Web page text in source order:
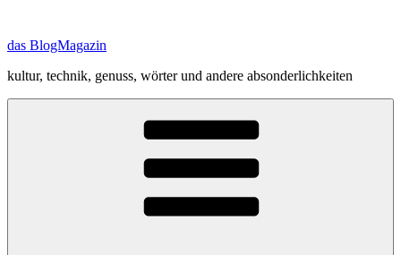
springen
das BlogMagazin
kultur, technik, genuss, wörter und andere absonderlichkeiten